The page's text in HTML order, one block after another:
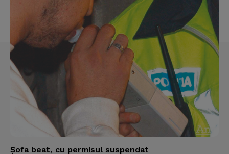
Şofa beat, cu permisul suspendat